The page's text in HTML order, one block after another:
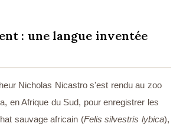
: une langue inventée
Nicholas Nicastro s'est rendu au zoo
en Afrique du Sud, pour enregistrer les
sauvage africain (Felis silvestris lybica),